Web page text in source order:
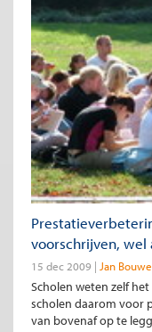
voorschrijven,
15 dec 2009 Jan
Scholen weten zelf
scholen daarom voor
van bovenaf op te